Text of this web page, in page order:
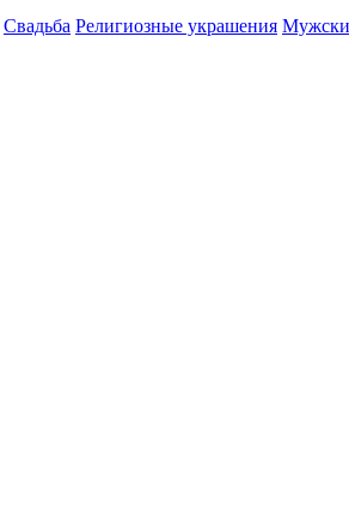
Свадьба Религиозные украшения